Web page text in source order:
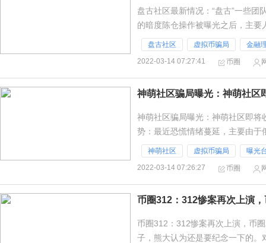
盘古社区最新情况：“盘古”一些团
的暗度陈仓操作被曝光之后，主
列都被摆在明面上了，事情到这里
盘古社区 虚拟币骗局
金融
2022-03-14 07:27:41
币圈
神萌社区骗局曝光：神萌社区
神萌社区骗局曝光：神萌社区即
势：最近恐慌情绪蔓延，主要由
下一篇文章细聊。去年年底之前，
神萌社区 虚拟币骗局
曝光
2022-03-14 07:26:27
币圈
币圈312：312惨案再次上演
币圈312：312惨案再次上演，币
子，熊大认为还是要纪念一下的